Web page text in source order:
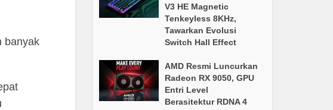
banyak
V3 HE Magnetic
Tenkeyless 8KHz,
Tawarkan Evolusi
Switch Hall Effect
AMD Resmi Luncurkan
Radeon RX 9050, GPU
Entri Level
Berasitektur RDNA 4